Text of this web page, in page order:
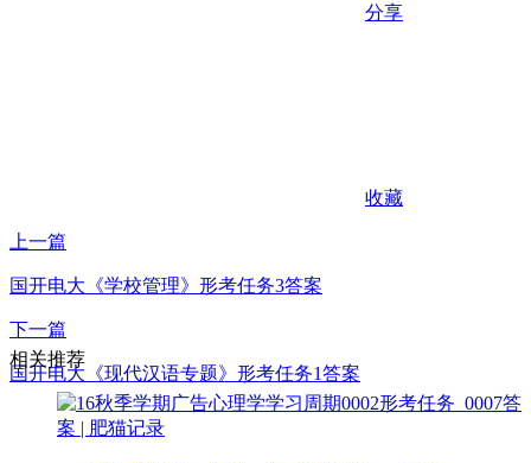
分享
收藏
上一篇
国开电大《学校管理》形考任务3答案
下一篇
国开电大《现代汉语专题》形考任务1答案
相关推荐